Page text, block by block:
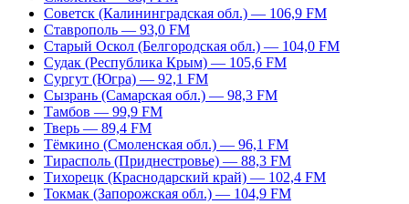
Советск (Калининградская обл.) — 106,9 FM
Ставрополь — 93,0 FM
Старый Оскол (Белгородская обл.) — 104,0 FM
Судак (Республика Крым) — 105,6 FM
Сургут (Югра) — 92,1 FM
Сызрань (Самарская обл.) — 98,3 FM
Тамбов — 99,9 FM
Тверь — 89,4 FM
Тёмкино (Смоленская обл.) — 96,1 FM
Тирасполь (Приднестровье) — 88,3 FM
Тихорецк (Краснодарский край) — 102,4 FM
Токмак (Запорожская обл.) — 104,9 FM